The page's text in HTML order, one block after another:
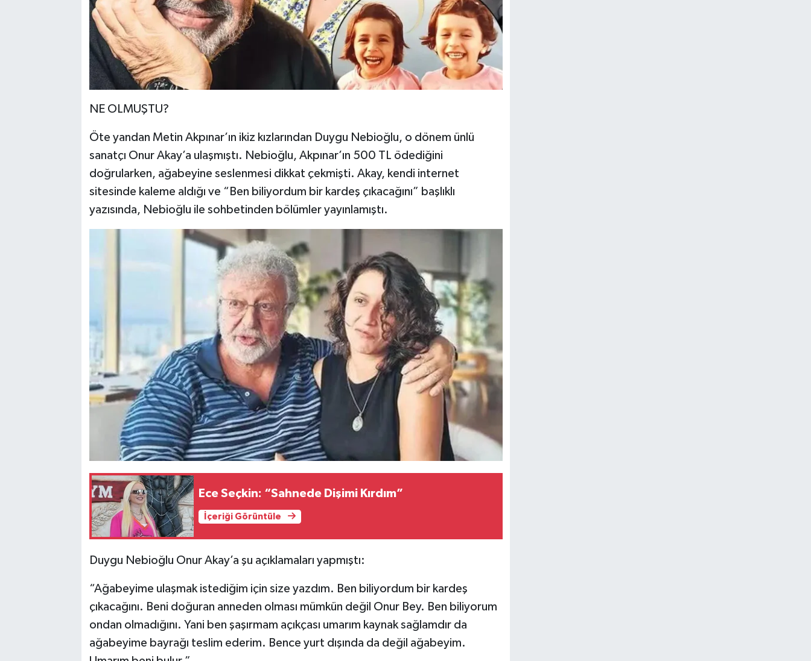
NE OLMUŞTU?
Öte yandan Metin Akpınar’ın ikiz kızlarından Duygu Nebioğlu, o dönem ünlü
sanatçı Onur Akay’a ulaşmıştı. Nebioğlu, Akpınar’ın 500 TL ödediğini
doğrularken, ağabeyine seslenmesi dikkat çekmişti. Akay, kendi internet
sitesinde kaleme aldığı ve “Ben biliyordum bir kardeş çıkacağını” başlıklı
yazısında, Nebioğlu ile sohbetinden bölümler yayınlamıştı.
Ece Seçkin: “Sahnede Dişimi Kırdım”
İçeriği Görüntüle
Duygu Nebioğlu Onur Akay’a şu açıklamaları yapmıştı:
“Ağabeyime ulaşmak istediğim için size yazdım. Ben biliyordum bir kardeş
çıkacağını. Beni doğuran anneden olması mümkün değil Onur Bey. Ben biliyorum
ondan olmadığını. Yani ben şaşırmam açıkçası umarım kaynak sağlamdır da
ağabeyime bayrağı teslim ederim. Bence yurt dışında da değil ağabeyim.